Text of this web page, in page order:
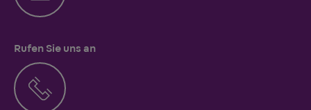
Rufen Sie uns an